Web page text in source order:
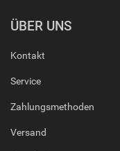
ÜBER UNS
Kontakt
Service
Zahlungsmethoden
Versand